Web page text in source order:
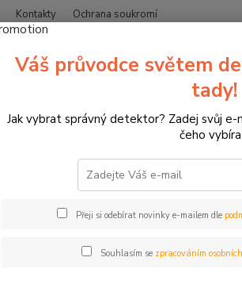
Kontakty Ochrana soukromí
Terče pro sportovní lukostřelbu 3D
3D terč orel, terč
Váš průvodce světem
tady!
Jak vybrat správný detektor? Zadej svůj
čeho
Přeji si odebírat novinky e-mailem dle
Souhlasím se zpracováním